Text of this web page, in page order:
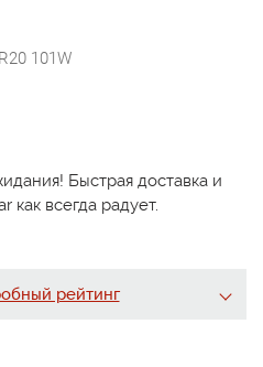
101W
Быстрая доставка и
как всегда радует.
рейтинг